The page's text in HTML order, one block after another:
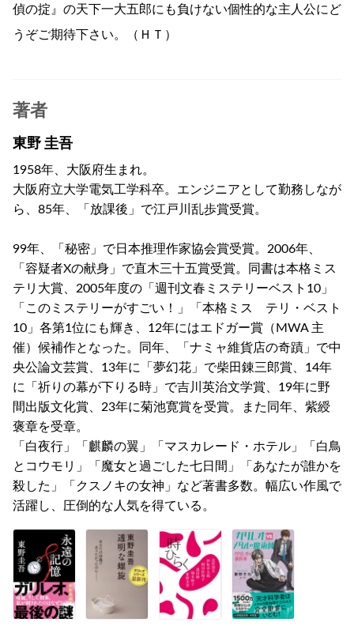
偵の掟』の天下一大五郎にも負けない個性的な主人公にど
うぞご期待下さい。（ＨＴ）
著者
東野 圭吾
1958年、大阪府生まれ。
大阪府立大学電気工学科卒。エンジニアとして勤務しなが
ら、85年、「放課後」で江戸川乱歩賞受賞。
99年、「秘密」で日本推理作家協会賞受賞。2006年、
「容疑者Xの献身」で直木三十五賞受賞。同書は本格ミス
テリ大賞、2005年度の「週刊文春ミステリーベスト10」
「このミステリーがすごい！」「本格ミス テリ・ベスト
10」各第1位にも輝き、12年にはエドガー賞（MWA 主
催）候補作となった。同年、「ナミャ維貨店の奇蹟」で中
央公論文芸賞、13年に「夢幻花」で柴田錬三郎賞、14年
に「祈りの幕が下りる時」で吉川英治文学賞、19年に野
間出版文化賞、23年に菊池寛賞を受賞。また同年、紫綬
褒章を受章。
「白夜行」「麒麟の翼」「マスカレード・ホテル」「白鳥
とコウモリ」「魔女と過ごした七日間」「あなたが誰かを
殺した」「クスノキの女神」など著書多数。幅広い作風で
活躍し、圧倒的な人気を得ている。